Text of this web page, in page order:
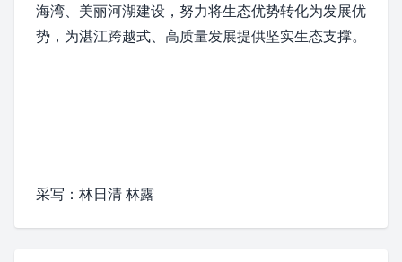
海湾、美丽河湖建设，努力将生态优势转化为发展优
势，为湛江跨越式、高质量发展提供坚实生态支撑。
采写：林日清 林露